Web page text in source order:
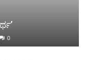
0